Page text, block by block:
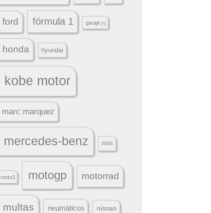
ford fórmula 1 garaje j-j
honda hyundai
kobe motor
marc marquez
mercedes-benz mini
moto3 motogp motorrad
multas neumáticos nissan